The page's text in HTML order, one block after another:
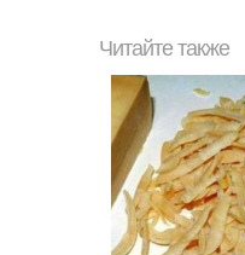
Читайте также